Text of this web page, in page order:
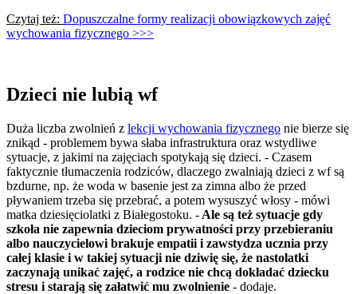
Czytaj też: Dopuszczalne formy realizacji obowiązkowych zajęć
wychowania fizycznego >>>
Dzieci nie lubią wf
Duża liczba zwolnień z lekcji wychowania fizycznego nie bierze się
znikąd - problemem bywa słaba infrastruktura oraz wstydliwe
sytuacje, z jakimi na zajęciach spotykają się dzieci. - Czasem
faktycznie tłumaczenia rodziców, dlaczego zwalniają dzieci z wf są
bzdurne, np. że woda w basenie jest za zimna albo że przed
pływaniem trzeba się przebrać, a potem wysuszyć włosy - mówi
matka dziesięciolatki z Białegostoku. - Ale są też sytuacje gdy
szkoła nie zapewnia dzieciom prywatności przy przebieraniu
albo nauczycielowi brakuje empatii i zawstydza ucznia przy
całej klasie i w takiej sytuacji nie dziwię się, że nastolatki
zaczynają unikać zajęć, a rodzice nie chcą dokładać dziecku
stresu i starają się załatwić mu zwolnienie - dodaje.